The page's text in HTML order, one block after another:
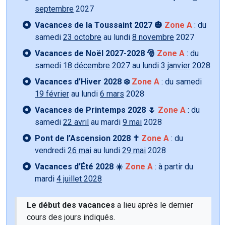
septembre 2027
Vacances de la Toussaint 2027 🎃 Zone A : du
samedi 23 octobre au lundi 8 novembre 2027
Vacances de Noël 2027-2028 🎅 Zone A : du
samedi 18 décembre 2027 au lundi 3 janvier 2028
Vacances d’Hiver 2028 ❄️ Zone A : du samedi
19 février au lundi 6 mars 2028
Vacances de Printemps 2028 🌷 Zone A : du
samedi 22 avril au mardi 9 mai 2028
Pont de l’Ascension 2028 ✝️ Zone A : du
vendredi 26 mai au lundi 29 mai 2028
Vacances d’Été 2028 ☀️ Zone A : à partir du
mardi 4 juillet 2028
Le début des vacances a lieu après le dernier
cours des jours indiqués.